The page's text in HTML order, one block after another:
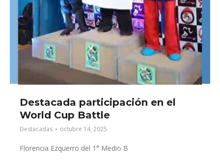
Destacada participación en el
World Cup Battle
Destacadas octubre 14, 2025
Florencia Ezquerro del 1° Medio B